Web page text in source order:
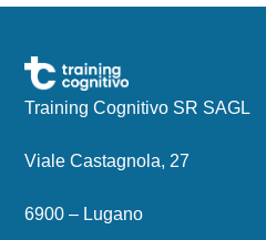
Training Cognitivo SR SAGL
Viale Castagnola, 27
6900 – Lugano